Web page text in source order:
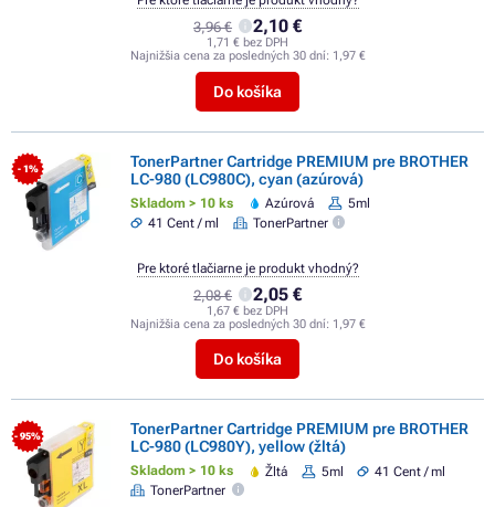
3,96 € 2,10 €
1,71 € bez DPH
Najnižšia cena za posledných 30 dní: 1,97 €
Do košíka
- 1%
TonerPartner Cartridge PREMIUM pre BROTHER
LC-980 (LC980C), cyan (azúrová)
Skladom > 10 ks Azúrová
5ml
41 Cent / ml
TonerPartner
2,08 € 2,05 €
1,67 € bez DPH
Najnižšia cena za posledných 30 dní: 1,97 €
Do košíka
Pre ktoré tlačiarne je produkt vhodný?
- 95%
TonerPartner Cartridge PREMIUM pre BROTHER
LC-980 (LC980Y), yellow (žltá)
Skladom > 10 ks Žltá 5ml
41 Cent / ml
TonerPartner